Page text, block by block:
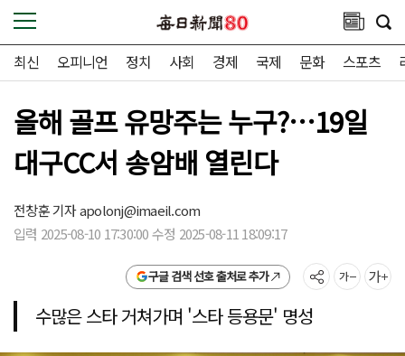
최신 오피니언 정치 사회 경제 국제 문화 스포츠
올해 골프 유망주는 누구?…19일
대구CC서 송암배 열린다
전창훈 기자apolonj@imaeil.com
입력 2025-08-10 17:30:00 수정 2025-08-11 18:09:17
구글 검색 선호 출처로 추가
수많은 스타 거쳐가며 '스타 등용문' 명성